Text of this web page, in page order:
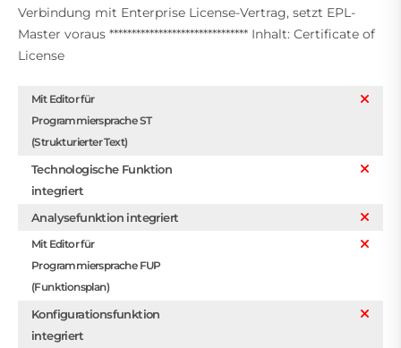
Verbindung mit Enterprise License-Vertrag, setzt EPL-
Master voraus ******************************* Inhalt: Certificate of
License
Mit Editor für
Programmiersprache ST
(Strukturierter Text)
Technologische Funktion
integriert
Analysefunktion integriert
Mit Editor für
Programmiersprache FUP
(Funktionsplan)
Konfigurationsfunktion
integriert